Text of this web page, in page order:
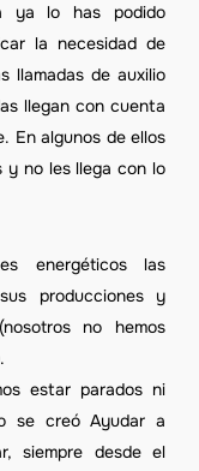
ya lo has podido
la necesidad de
llamadas de auxilio
llegan con cuenta
En algunos de ellos
y no les llega con lo
energéticos las
producciones y
no hemos
estar parados ni
se creó Ayudar a
siempre desde el